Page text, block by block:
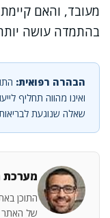
מעובד, והאם
בהתמדה עושה
הבהרה רפואית:
ואינו מהווה תחליף
שאלה שנוגעת
מערכת
התוכן
של האתר